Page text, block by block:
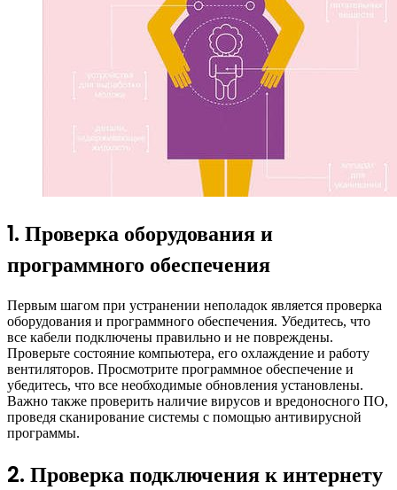
1. Проверка оборудования и
программного обеспечения
Первым шагом при устранении неполадок является проверка
оборудования и программного обеспечения. Убедитесь, что
все кабели подключены правильно и не повреждены.
Проверьте состояние компьютера, его охлаждение и работу
вентиляторов. Просмотрите программное обеспечение и
убедитесь, что все необходимые обновления установлены.
Важно также проверить наличие вирусов и вредоносного ПО,
проведя сканирование системы с помощью антивирусной
программы.
2. Проверка подключения к интернету